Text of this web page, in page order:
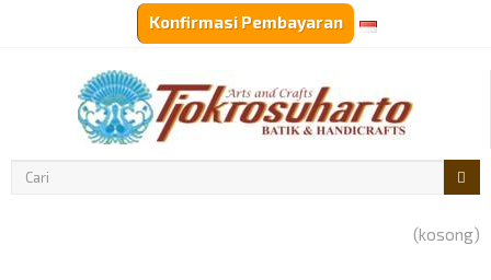
Konfirmasi Pembayaran
(kosong)